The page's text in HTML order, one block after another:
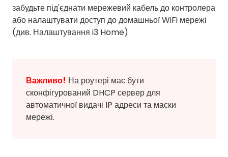
забудьте під'єднати мережевий кабель до контролера
або налаштувати доступ до домашньої WiFi мережі
(див. Налаштування i3 Home)
Важливо! На роутері має бути
сконфігурований DHCP сервер для
автоматичної видачі IP адреси та маски
мережі.